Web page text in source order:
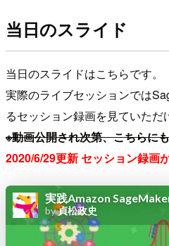
当日のスライド
当日のスライドはこちらです。
実際のライブセッションでは
るセッション録画を見ていただ
※動画公開され次第、こちらに
2020/6/29更新 セッション録画